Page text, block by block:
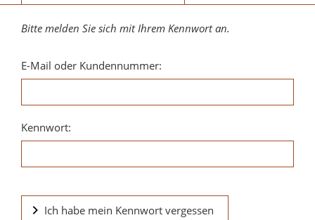
Bitte melden Sie sich mit Ihrem Kennwort an.
E-Mail oder Kundennummer:
Kennwort:
Ich habe mein Kennwort vergessen